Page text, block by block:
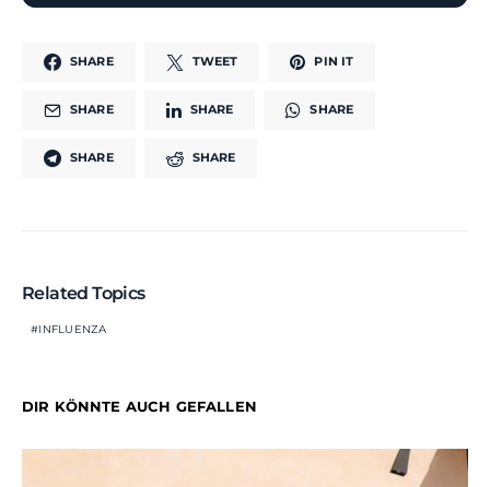
SHARE TWEET PIN IT
SHARE SHARE SHARE
SHARE SHARE
Related Topics
INFLUENZA
DIR KÖNNTE AUCH GEFALLEN